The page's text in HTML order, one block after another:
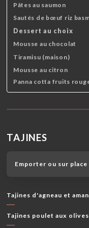
Pâtes au saumon
Sautés de bœuf riz
Dessert au choix
Mousse au chocolat
Tiramisu (maison)
Mousse au citron
Panna cotta fruits
TAJINES
Emporter ou sur place
Tajines d'agneau et
Tajines poulet aux olives